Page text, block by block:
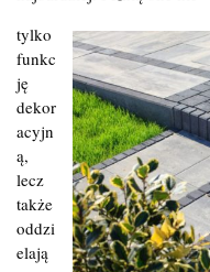
tylko
funkc
ję
dekor
acyjn
ą,
lecz
także
oddzi
elają